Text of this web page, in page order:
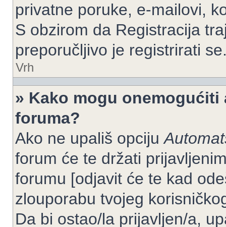
privatne poruke, e-mailovi,
S obzirom da Registracija
preporučljivo je registrirati
Vrh
» Kako mogu
foruma?
Ako ne upališ opciju
forum će te držati
forumu [odjavit će te kad
zlouporabu tvojeg
Da bi ostao/la prijavljen/a,